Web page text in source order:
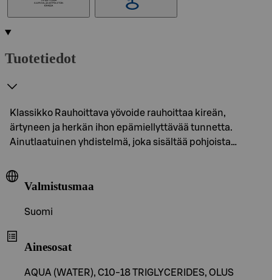
Tuotetiedot
Klassikko Rauhoittava yövoide rauhoittaa kireän,
ärtyneen ja herkän ihon epämiellyttävää tunnetta.
Ainutlaatuinen yhdistelmä, joka sisältää pohjoista…
Valmistusmaa
Suomi
Ainesosat
AQUA (WATER), C10-18 TRIGLYCERIDES, OLUS